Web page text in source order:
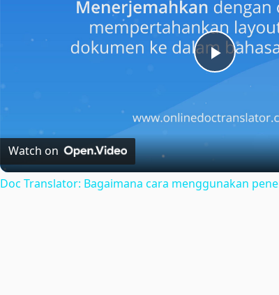
Play
Video
Watch on
Doc Translator: Bagaimana cara menggunakan